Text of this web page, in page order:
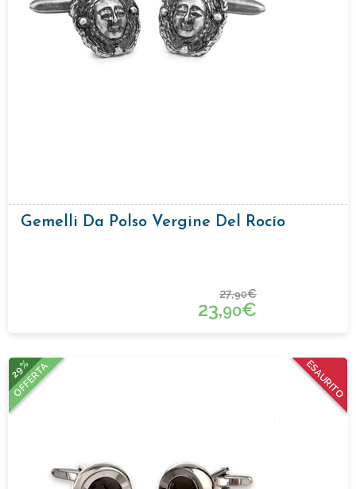
Gemelli Da Polso Vergine Del Rocío
27,90€
23,90€
ESAURITO
29%
OFFERTA